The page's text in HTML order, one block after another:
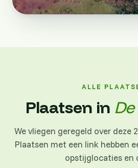
ALLE
Plaatsen in
We vliegen geregeld over deze
Plaatsen met een link hebben
opstijglocaties en